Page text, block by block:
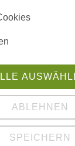
Arbeit der
Über
die Bevölkerung
ABLEHNEN
SPEICHERN